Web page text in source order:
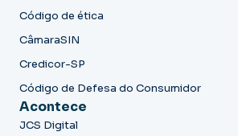
Código de ética
CâmaraSIN
Credicor-SP
Código de Defesa do Consumidor
Acontece
JCS Digital